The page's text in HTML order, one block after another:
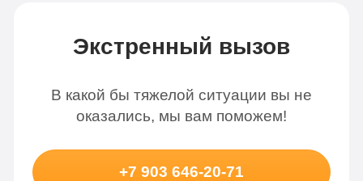
Экстренный вызов
В какой бы тяжелой ситуации вы не
оказались, мы вам поможем!
+7 903 646-20-71